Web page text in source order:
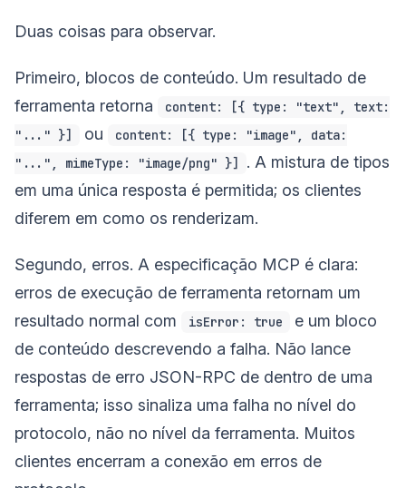
Duas coisas para observar.
Primeiro, blocos de conteúdo. Um resultado de
ferramenta retorna
content: [{ type: "text", text:
"..." }]
ou
content: [{ type: "image", data:
"...", mimeType: "image/png" }]
. A mistura de tipos
em uma única resposta é permitida; os clientes
diferem em como os renderizam.
Segundo, erros. A especificação MCP é clara:
erros de execução de ferramenta retornam um
resultado normal com
isError: true
e um bloco
de conteúdo descrevendo a falha. Não lance
respostas de erro JSON-RPC de dentro de uma
ferramenta; isso sinaliza uma falha no nível do
protocolo, não no nível da ferramenta. Muitos
clientes encerram a conexão em erros de